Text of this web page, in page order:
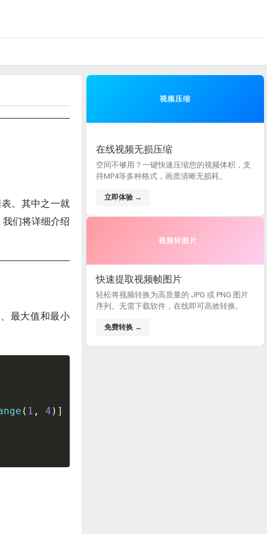
。其中之一就
们将详细介绍
最大值和最小
( 1 , 4 ) ]
视频压缩
在线视频无损压缩
空间不够用？一键快速压缩您的视频体积，支
持MP4等多种格式，画质清晰无损耗。
立即体验 →
视频转图片
快速提取视频帧图片
轻松将视频转换为高质量的 JPG 或 PNG 图片
序列。无需下载软件，在线即可高效转换。
免费转换 →